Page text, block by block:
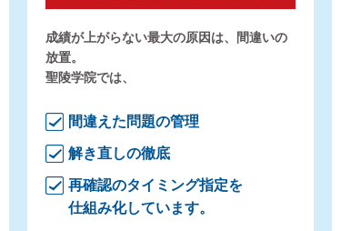
成績が上がらない最大の原因は、間違いの
放置。
聖陵学院では、
間違えた問題の管理
解き直しの徹底
再確認のタイミング指定を
仕組み化しています。